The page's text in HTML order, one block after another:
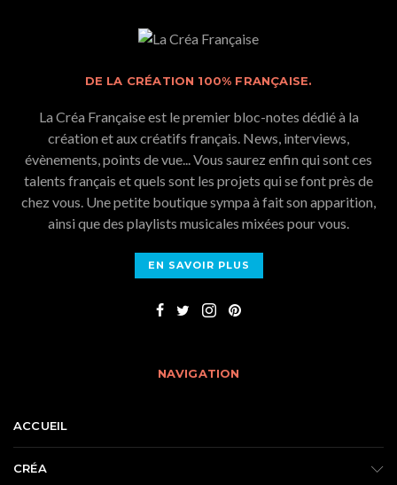
DE LA CRÉATION 100% FRANÇAISE.
La Créa Française est le premier bloc-notes dédié à la
création et aux créatifs français. News, interviews,
évènements, points de vue... Vous saurez enfin qui sont ces
talents français et quels sont les projets qui se font près de
chez vous. Une petite boutique sympa à fait son apparition,
ainsi que des playlists musicales mixées pour vous.
EN SAVOIR PLUS
NAVIGATION
ACCUEIL
CRÉA